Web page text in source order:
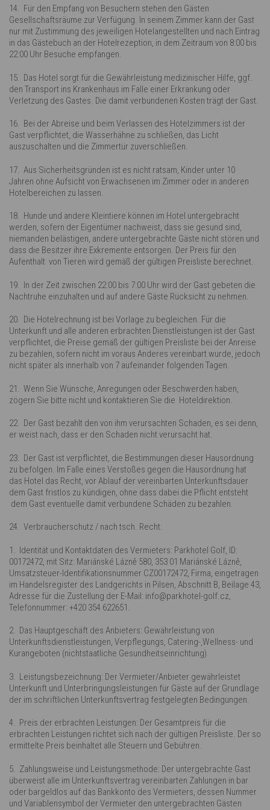
14. Für den Empfang von Besuchern stehen den Gästen
Gesellschaftsräume zur Verfügung. In seinem Zimmer kann der Gast
nur mit Zustimmung des jeweiligen Hotelangestellten und nach Eintrag
in das Gästebuch an der Hotelrezeption, in dem Zeitraum von 8:00 bis
22:00 Uhr Besuche empfangen.
15. Das Hotel sorgt für die Gewährleistung medizinischer Hilfe, ggf.
den Transport ins Krankenhaus im Falle einer Erkrankung oder
Verletzung des Gastes. Die damit verbundenen Kosten trägt der Gast.
16. Bei der Abreise und beim Verlassen des Hotelzimmers ist der
Gast verpflichtet, die Wasserhähne zu schließen, das Licht
auszuschalten und die Zimmertür zuverschließen.
17. Aus Sicherheitsgründen ist es nicht ratsam, Kinder unter 10
Jahren ohne Aufsicht von Erwachsenen im Zimmer oder in anderen
Hotelbereichen zu lassen.
18. Hunde und andere Kleintiere können im Hotel untergebracht
werden, sofern der Eigentümer nachweist, dass sie gesund sind,
niemanden belästigen, andere untergebrachte Gäste nicht stören und
dass die Besitzer ihre Exkremente entsorgen. Der Preis für den
Aufenthalt von Tieren wird gemäß der gültigen Preisliste berechnet.
19. In der Zeit zwischen 22:00 bis 7:00 Uhr wird der Gast gebeten die
Nachtruhe einzuhalten und auf andere Gäste Rücksicht zu nehmen.
20. Die Hotelrechnung ist bei Vorlage zu begleichen. Für die
Unterkunft und alle anderen erbrachten Dienstleistungen ist der Gast
verpflichtet, die Preise gemäß der gültigen Preisliste bei der Anreise
zu bezahlen, sofern nicht im voraus Anderes vereinbart wurde, jedoch
nicht später als innerhalb von 7 aufeinander folgenden Tagen.
21. Wenn Sie Wünsche, Anregungen oder Beschwerden haben,
zögern Sie bitte nicht und kontaktieren Sie die Hoteldirektion.
22. Der Gast bezahlt den von ihm verursachten Schaden, es sei denn,
er weist nach, dass er den Schaden nicht verursacht hat.
23. Der Gast ist verpflichtet, die Bestimmungen dieser Hausordnung
zu befolgen. Im Falle eines Verstoßes gegen die Hausordnung hat
das Hotel das Recht, vor Ablauf der vereinbarten Unterkunftsdauer
dem Gast fristlos zu kündigen, ohne dass dabei die Pflicht entsteht
dem Gast eventuelle damit verbundene Schäden zu bezahlen.
24. Verbraucherschutz / nach tsch. Recht:
1. Identität und Kontaktdaten des Vermieters: Parkhotel Golf, ID:
00172472, mit Sitz: Mariánské Lázně 580, 353 01 Mariánské Lázně,
Umsatzsteuer-Identifikationsnummer CZ00172472, Firma, eingetragen
im Handelsregister des Landgerichts in Pilsen, Abschnitt B, Beilage 43,
Adresse für die Zustellung der E-Mail: info@parkhotel-golf.cz,
Telefonnummer: +420 354 622651.
2. Das Hauptgeschäft des Anbieters: Gewährleistung von
Unterkunftsdienstleistungen, Verpflegungs, Catering-,Wellness- und
Kurangeboten (nichtstaatliche Gesundheitseinrichtung).
3. Leistungsbezeichnung: Der Vermieter/Anbieter gewährleistet
Unterkunft und Unterbringungsleistungen für Gäste auf der Grundlage
der im schriftlichen Unterkunftsvertrag festgelegten Bedingungen.
4. Preis der erbrachten Leistungen: Der Gesamtpreis für die
erbrachten Leistungen richtet sich nach der gültigen Preisliste. Der so
ermittelte Preis beinhaltet alle Steuern und Gebühren.
5. Zahlungsweise und Leistungsmethode: Der untergebrachte Gast
überweist alle im Unterkunftsvertrag vereinbarten Zahlungen in bar
oder bargeldlos auf das Bankkonto des Vermieters, dessen Nummer
und Variablensymbol der Vermieter den untergebrachten Gästen